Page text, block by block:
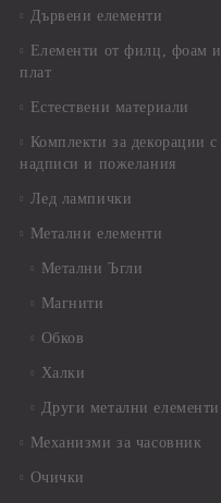
Дървени елементи
Елементи от филц, фоам и
плат
Естествени материали
Комплекти за декорации с
надписи и пожелания
Лед лампички
Метални елементи
Метални Ъгли
Магнити
Обков
Халки
Други метални елементи
Механизми за часовник
Очички